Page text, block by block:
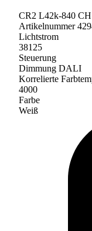
CR2 L42k-840
Artikelnummer
Lichtstrom
38125
Steuerung
Dimmung DALI
Korrelierte
4000
Farbe
Weiß